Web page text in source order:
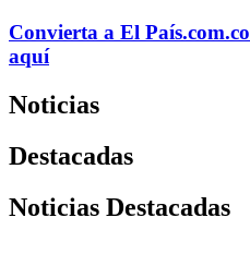
Convierta a El País.com.co
aquí
Noticias
Destacadas
Noticias Destacadas